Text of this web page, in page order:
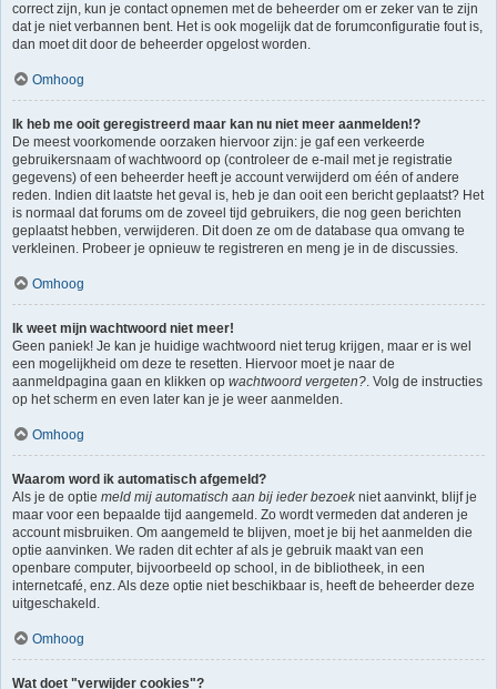
correct zijn, kun je contact opnemen met de beheerder om er zeker van te zijn
dat je niet verbannen bent. Het is ook mogelijk dat de forumconfiguratie fout is,
dan moet dit door de beheerder opgelost worden.
Omhoog
Ik heb me ooit geregistreerd maar kan nu niet meer aanmelden!?
De meest voorkomende oorzaken hiervoor zijn: je gaf een verkeerde
gebruikersnaam of wachtwoord op (controleer de e-mail met je registratie
gegevens) of een beheerder heeft je account verwijderd om één of andere
reden. Indien dit laatste het geval is, heb je dan ooit een bericht geplaatst? Het
is normaal dat forums om de zoveel tijd gebruikers, die nog geen berichten
geplaatst hebben, verwijderen. Dit doen ze om de database qua omvang te
verkleinen. Probeer je opnieuw te registreren en meng je in de discussies.
Omhoog
Ik weet mijn wachtwoord niet meer!
Geen paniek! Je kan je huidige wachtwoord niet terug krijgen, maar er is wel
een mogelijkheid om deze te resetten. Hiervoor moet je naar de
aanmeldpagina gaan en klikken op wachtwoord vergeten?. Volg de instructies
op het scherm en even later kan je je weer aanmelden.
Omhoog
Waarom word ik automatisch afgemeld?
Als je de optie meld mij automatisch aan bij ieder bezoekniet aanvinkt, blijf je
maar voor een bepaalde tijd aangemeld. Zo wordt vermeden dat anderen je
account misbruiken. Om aangemeld te blijven, moet je bij het aanmelden die
optie aanvinken. We raden dit echter af als je gebruik maakt van een
openbare computer, bijvoorbeeld op school, in de bibliotheek, in een
internetcafé, enz. Als deze optie niet beschikbaar is, heeft de beheerder deze
uitgeschakeld.
Omhoog
Wat doet "verwijder cookies"?